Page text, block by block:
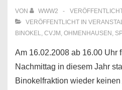
VON WWW2
VERÖFFENTLICHT IN
BINOKEL, CVJM , OHMENHAUSEN ,
Am 16.02.2008 ab 16.00 Uhr
Nachmittag in diesem Jahr
Binokelfraktion wieder